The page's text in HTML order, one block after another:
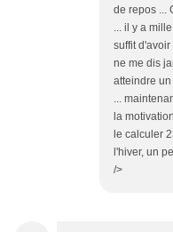
de repos ...
... il y a
suffit d'avoir
ne me dis
atteindre
...
la
le calculer
l'hiver, un
/>